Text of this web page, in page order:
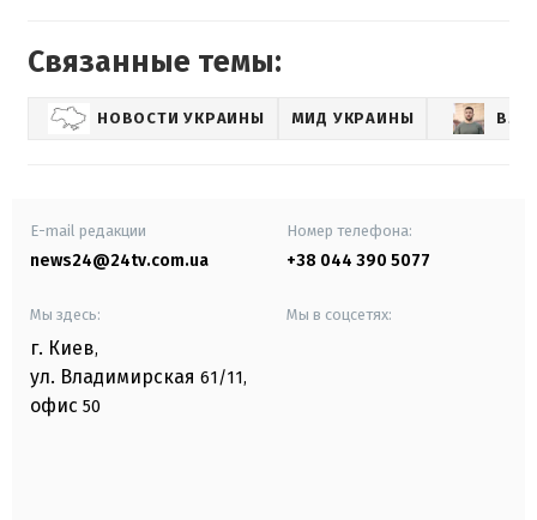
Связанные темы:
НОВОСТИ УКРАИНЫ МИД УКРАИНЫ
E-mail редакции
news24@24tv.com.ua
Номер телефона:
+38 044 390 5077
Мы здесь:
г. Киев,
ул. Владимирская 61/11,
офис 50
Мы в соцсетях: